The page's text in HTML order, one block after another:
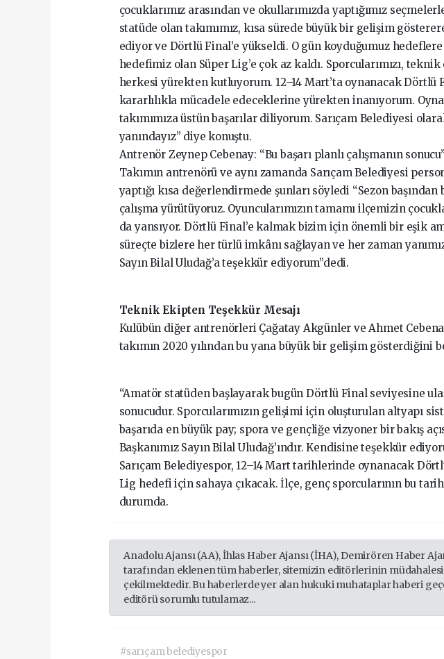
çocuklarımız arasından ve okullarımızda yaptığımız
statüde olan takımımız, kısa sürede büyük bir gelişim
ediyor ve Dörtlü Final’e yükseldi. O gün koyduğumuz
hedefimiz olan Süper Lig’e çok az kaldı. Sporcularımızı,
herkesi yürekten kutluyorum. 12–14 Mart’ta oynanacak Dörtlü
kararlılıkla mücadele edeceklerine yürekten inanıyorum.
takımımıza üstün başarılar diliyorum. Sarıçam Belediyesi
yanındayız” diye konuştu.
Antrenör Zeynep Cebenay: “Bu başarı planlı çalışmanın sonucu”
Takımın antrenörü ve aynı zamanda Sarıçam Belediyesi
yaptığı kısa değerlendirmede şunları söyledi “Sezon
çalışma yürütüyoruz. Oyuncularımızın tamamı ilçemizin
da yansıyor. Dörtlü Final’e kalmak bizim için önemli bir eşik
süreçte bizlere her türlü imkânı sağlayan ve her zaman
Sayın Bilal Uludağ’a teşekkür ediyorum”dedi.
Teknik Ekipten Teşekkür Mesajı
Kulübün diğer antrenörleri Çağatay Akgünler ve Ahmet
takımın 2020 yılından bu yana büyük bir gelişim gösterdiğini
“Amatör statüden başlayarak bugün Dörtlü Final seviyesine
sonucudur. Sporcularımızın gelişimi için oluşturulan altyapı
başarıda en büyük pay; spora ve gençliğe vizyoner bir bakış
Başkanımız Sayın Bilal Uludağ’ındır. Kendisine teşekkür
Sarıçam Belediyespor, 12–14 Mart tarihlerinde oynanacak
Lig hedefi için sahaya çıkacak. İlçe, genç sporcularının bu
durumda.
Anadolu Ajansı (AA), İhlas Haber Ajansı (İHA), Demirören Haber
tarafından eklenen tüm haberler, sitemizin editörlerinin
çekilmektedir. Bu haberlerde yer alan hukuki muhataplar haberi
editörü sorumlu tutulamaz...
#sarıçam belediyespor